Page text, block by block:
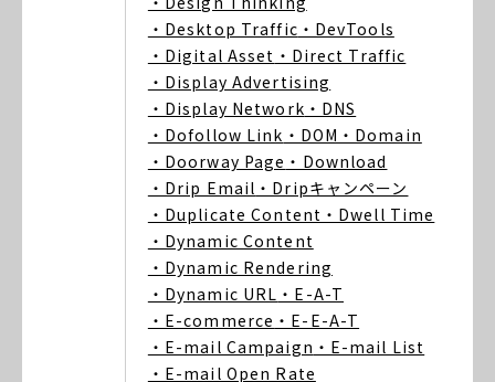
・Desktop Traffic ・DevTools
・Digital Asset ・Direct Traffic
・Display Advertising
・Display Network ・DNS
・Dofollow Link ・DOM ・Domain
・Doorway Page ・Download
・Drip Email ・Dripキャンペーン
・Duplicate Content ・Dwell Time
・Dynamic Content
・Dynamic Rendering
・Dynamic URL ・E-A-T
・E-commerce ・E-E-A-T
・E-mail Campaign ・E-mail List
・E-mail Open Rate